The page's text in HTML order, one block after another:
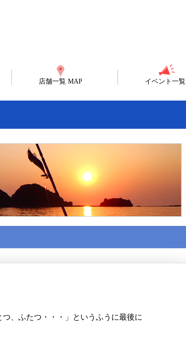
店舗一覧 MAP イベント一覧
、ふたつ・・・」というふうに最後に